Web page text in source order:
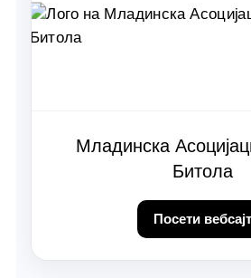
Младинска
Битола
Посети вебсајт